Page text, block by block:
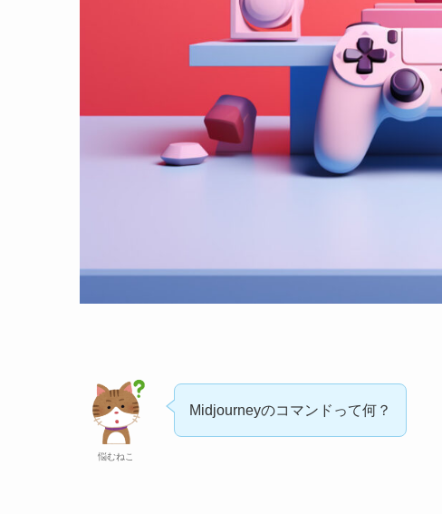
悩むねこ
Midjourneyのコマンドって何？